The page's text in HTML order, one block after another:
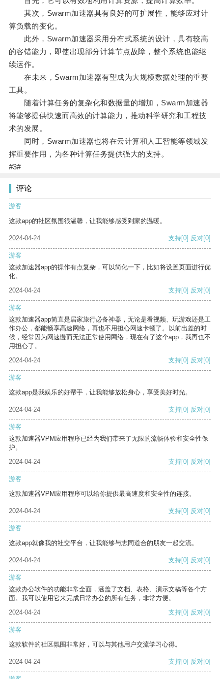
其次，Swarm加速器具有良好的可扩展性，能够应对计
算负载的变化。
此外，Swarm加速器采用分布式系统的设计，具有较高
的容错能力，即使出现部分计算节点故障，整个系统也能继
续运作。
在未来，Swarm加速器有望成为大规模数据处理的重要
工具。
随着计算任务的复杂化和数据量的增加，Swarm加速器
将能够提供快速而高效的计算能力，推动科学研究和工程技
术的发展。
同时，Swarm加速器也将在云计算和人工智能等领域发
挥重要作用，为各种计算任务提供强大的支持。
#3#
评论
游客
这款app的社区氛围很温馨，让我能够感受到家的温暖。
2024-04-24 支持[0] 反对[0]
游客
这款加速器app的操作有点复杂，可以简化一下，比如将设置页面进行优
化。
2024-04-24
支持[0] 反对[0]
游客
这款加速器app简直是居家旅行必备神器，无论是看视频、玩游戏还是工
作办公，都能畅享高速网络，再也不用担心网速卡顿了。以前出差的时
候，经常因为网速慢而无法正常使用网络，现在有了这个app，我再也不
用担心了。
2024-04-24
支持[0] 反对[0]
游客
这款app是我娱乐的好帮手，让我能够放松身心，享受美好时光。
2024-04-24 支持[0] 反对[0]
游客
这款加速器VPM应用程序已经为我们带来了无限的流畅体验和安全性保
护。
2024-04-24
支持[0] 反对[0]
游客
这款加速器VPM应用程序可以给你提供最高速度和安全性的连接。
2024-04-24 支持[0] 反对[0]
游客
这款app就像我的社交平台，让我能够与志同道合的朋友一起交流。
2024-04-24 支持[0] 反对[0]
游客
这款办公软件的功能非常全面，涵盖了文档、表格、演示文稿等各个方
面。我可以使用它来完成日常办公的所有任务，非常方便。
2024-04-24
支持[0] 反对[0]
游客
这款软件的社区氛围非常好，可以与其他用户交流学习心得。
2024-04-24 支持[0] 反对[0]